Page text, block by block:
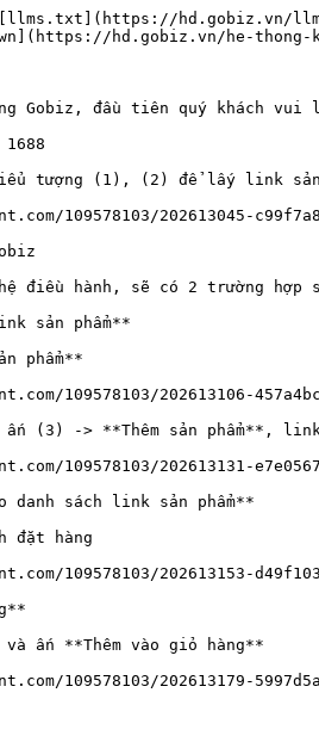
hd.gobiz.vn/
hd.gobiz.vn/he-thong-
Gobiz, đầu tiên quý khách
tượng (1), (2) để lấy link sản
109578103/202613045-
điều hành, sẽ có 2 trường hợp
sản phẩm**
phẩm**
109578103/202613106-
(3) -> **Thêm sản phẩm**,
109578103/202613131-
sách link sản phẩm**
đặt hàng
109578103/202613153-
ấn **Thêm vào giỏ hàng**
109578103/202613179-